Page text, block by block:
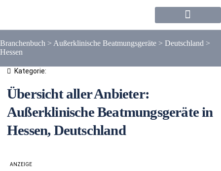
Branchenbuch > Außerklinische Beatmungsgeräte > Deutschland >
Hessen
Kategorie:
Übersicht aller Anbieter:
Außerklinische Beatmungsgeräte in
Hessen, Deutschland
ANZEIGE